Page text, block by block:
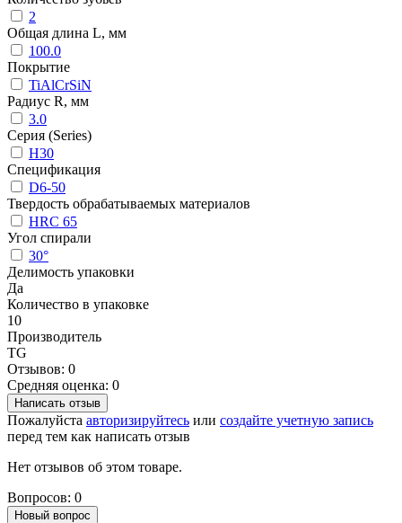
2
Общая длина L, мм
100.0
Покрытие
TiAlCrSiN
Радиус R, мм
3.0
Серия (Series)
H30
Спецификация
D6-50
Твердость обрабатываемых материалов
HRC 65
Угол спирали
30°
Делимость упаковки
Да
Количество в упаковке
10
Производитель
TG
Отзывов: 0
Средняя оценка: 0
Написать отзыв
Пожалуйста авторизируйтесь или создайте учетную запись
перед тем как написать отзыв
Нет отзывов об этом товаре.
Вопросов: 0
Новый вопрос